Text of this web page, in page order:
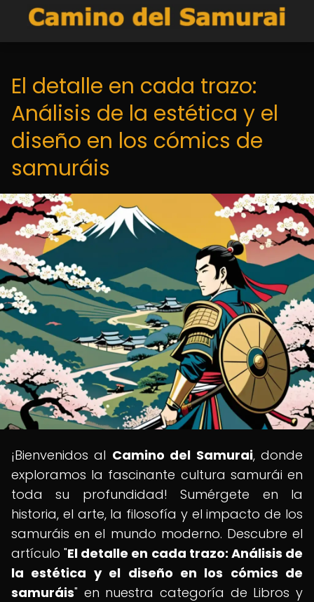
El detalle en cada trazo:
Análisis de la estética y el
diseño en los cómics de
samuráis
¡Bienvenidos al Camino del Samurai, donde
exploramos la fascinante cultura samurái en
toda su profundidad! Sumérgete en la
historia, el arte, la filosofía y el impacto de los
samuráis en el mundo moderno. Descubre el
artículo "El detalle en cada trazo: Análisis de
la estética y el diseño en los cómics de
samuráis" en nuestra categoría de Libros y